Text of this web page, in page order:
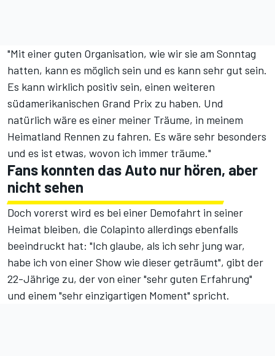
"Mit einer guten Organisation, wie wir sie am Sonntag
hatten, kann es möglich sein und es kann sehr gut sein.
Es kann wirklich positiv sein, einen weiteren
südamerikanischen Grand Prix zu haben. Und
natürlich wäre es einer meiner Träume, in meinem
Heimatland Rennen zu fahren. Es wäre sehr besonders
und es ist etwas, wovon ich immer träume."
Fans konnten das Auto nur hören, aber
nicht sehen
Doch vorerst wird es bei einer Demofahrt in seiner
Heimat bleiben, die Colapinto allerdings ebenfalls
beeindruckt hat: "Ich glaube, als ich sehr jung war,
habe ich von einer Show wie dieser geträumt", gibt der
22-Jährige zu, der von einer "sehr guten Erfahrung"
und einem "sehr einzigartigen Moment" spricht.